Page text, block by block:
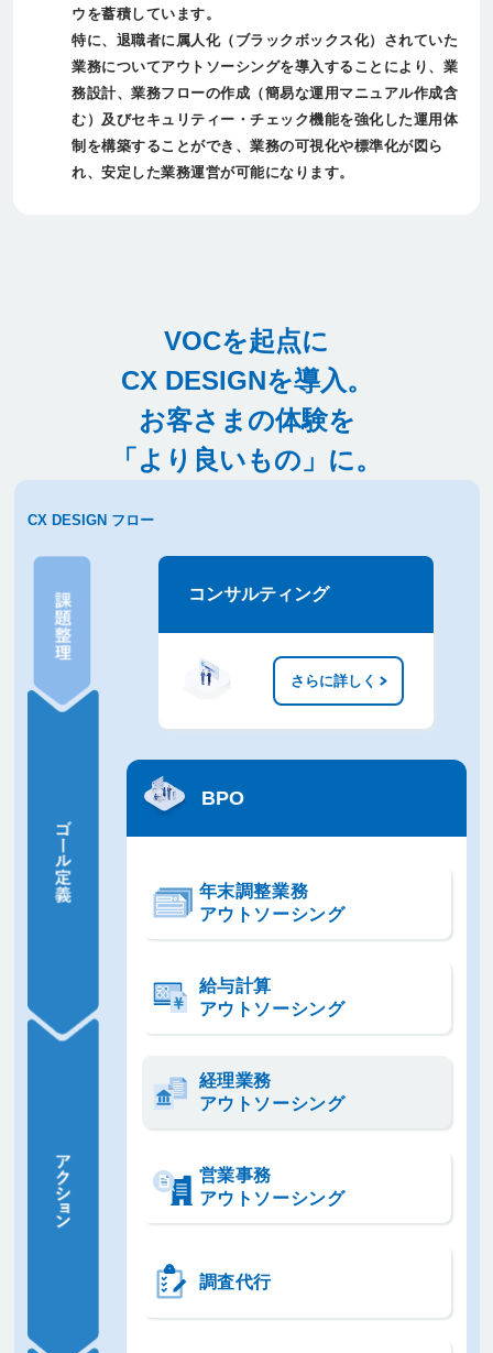
ウを蓄積しています。
特に、退職者に属人化（ブラックボックス化）されていた
業務についてアウトソーシングを導入することにより、業
務設計、業務フローの作成（簡易な運用マニュアル作成含
む）及びセキュリティー・チェック機能を強化した運用体
制を構築することができ、業務の可視化や標準化が図ら
れ、安定した業務運営が可能になります。
VOCを起点に
CX DESIGNを導入。
お客さまの体験を
「より良いもの」に。
CX DESIGN フロー
ゴール定
義
アクショ
分析
コンサルティング
さらに詳しく
BPO
年末調整業務
アウトソーシング
給与計算
アウトソーシング
経理業務
アウトソーシング
営業事務
アウトソーシング
調査代行